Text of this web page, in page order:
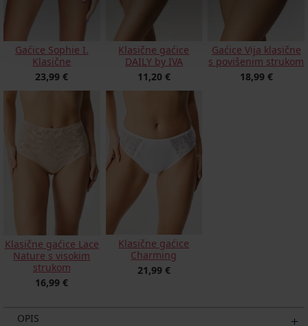
Gaćice Sophie I.
Klasične
23,99 €
Klasične gaćice
DAILY by IVA
11,20 €
Gaćice Vija klasične
s povišenim strukom
18,99 €
Klasične gaćice Lace
Nature s visokim
strukom
16,99 €
Klasične gaćice
Charming
21,99 €
OPIS